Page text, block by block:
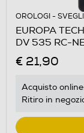
OROLOGI -
EUROPA
DV 535 RC-
€ 21,90
Acquisto
Ritiro in